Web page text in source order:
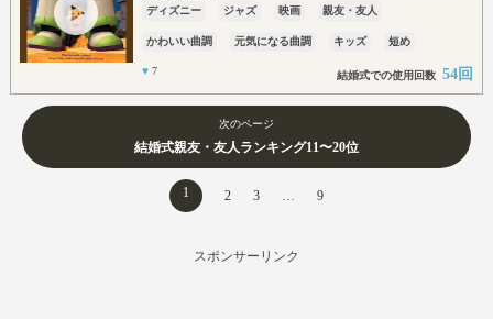
ディズニー
ジャズ 映画 親友・友人
かわいい曲調 元気になる曲調 キッズ 短め
♥ 7 結婚式での使用回数 54回
次のページ
結婚式親友・友人ランキング11〜20位
1 2 3 9
スポンサーリンク